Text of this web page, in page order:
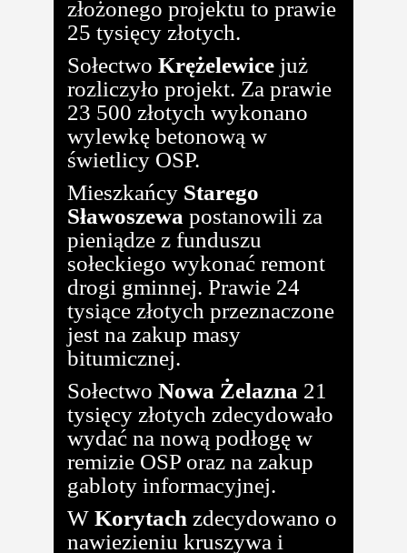
złożonego projektu to prawie
25 tysięcy złotych.
Sołectwo Krężelewice już
rozliczyło projekt. Za prawie
23 500 złotych wykonano
wylewkę betonową w
świetlicy OSP.
Mieszkańcy Starego
Sławoszewa postanowili za
pieniądze z funduszu
sołeckiego wykonać remont
drogi gminnej. Prawie 24
tysiące złotych przeznaczone
jest na zakup masy
bitumicznej.
Sołectwo Nowa Żelazna 21
tysięcy złotych zdecydowało
wydać na nową podłogę w
remizie OSP oraz na zakup
gabloty informacyjnej.
W Korytach zdecydowano o
nawiezieniu kruszywa i